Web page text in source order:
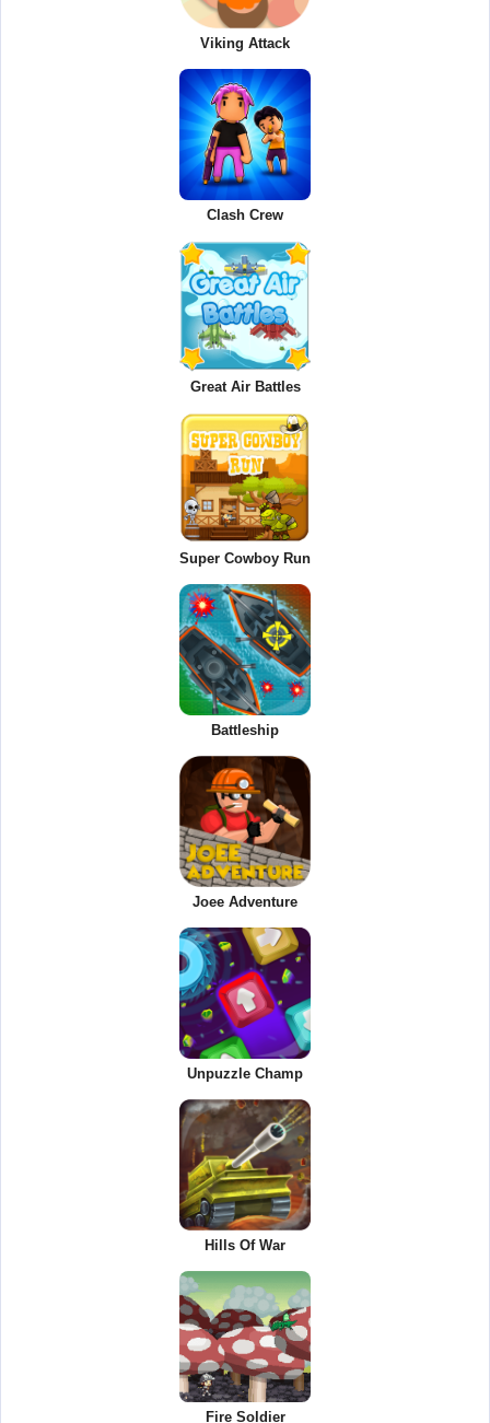
Viking Attack
Clash Crew
Great Air Battles
Super Cowboy Run
Battleship
Joee Adventure
Unpuzzle Champ
Hills Of War
Fire Soldier